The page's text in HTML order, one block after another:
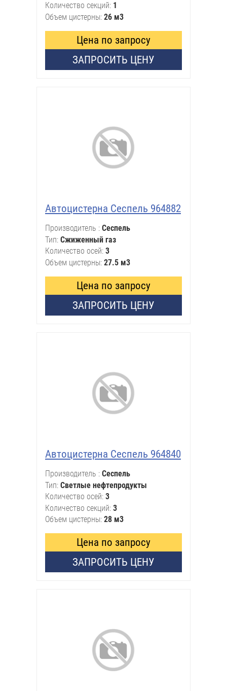
Количество секций 1
Объем цистерны 26 м3
Цена по запросу
ЗАПРОСИТЬ ЦЕНУ
Автоцистерна Сеспель 964882
Производитель
Сеспель
Тип Сжиженный газ
Количество осей 3
Объем цистерны 27.5 м3
Цена по запросу
ЗАПРОСИТЬ ЦЕНУ
Автоцистерна Сеспель 964840
Производитель
Сеспель
Тип Светлые нефтепродукты
Количество осей 3
Количество секций 3
Объем цистерны 28 м3
Цена по запросу
ЗАПРОСИТЬ ЦЕНУ